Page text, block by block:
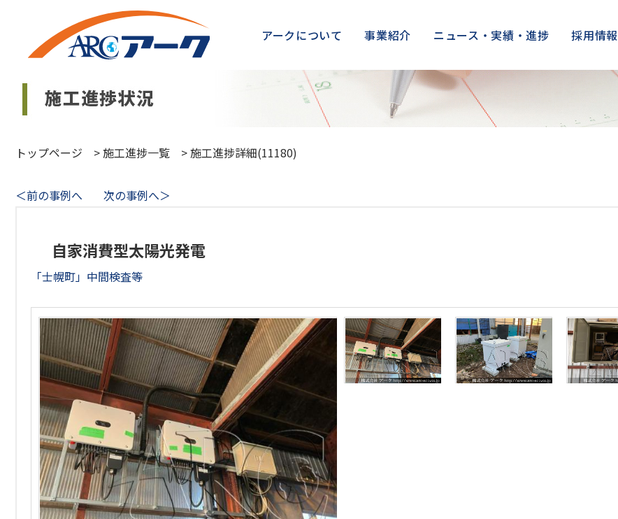
アークについて 事業紹介 ニュース・実績・進捗 採用情報
トップページ >施工進捗一覧 >施工進捗詳細(11180)
＜前の事例へ
次の事例へ＞
自家消費型太陽光発電
「士幌町」中間検査等